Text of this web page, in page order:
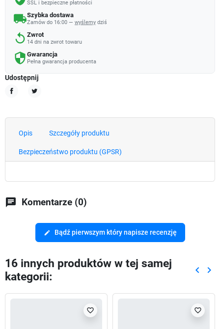
SSL i bezpieczne płatności
local_shippingSzybka dostawa
Zamów do 16:00 — wyślemy dziś
replay Zwrot
14 dni na zwrot towaru
security Gwarancja
Pełna gwarancja producenta
Udostępnij
Opis Szczegóły produktu
Bezpieczeństwo produktu (GPSR)
chat Komentarze (0)
edit Bądź pierwszym który napisze recenzję
16 innych produktów w tej samej
kategorii:
keyboard_arrow_left keyboard_arrow_right
favorite_border favorite_border